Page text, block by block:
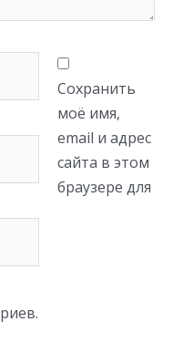
Сохранить
моё имя,
email и адрес
сайта в этом
браузере для